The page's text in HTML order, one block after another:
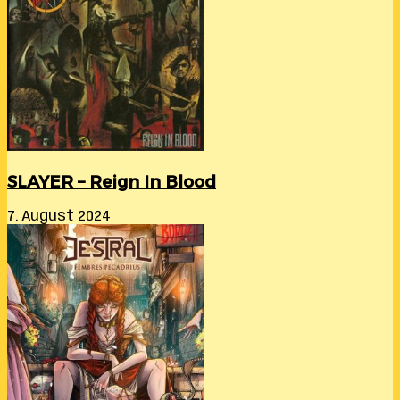
SLAYER – Reign In Blood
7. August 2024